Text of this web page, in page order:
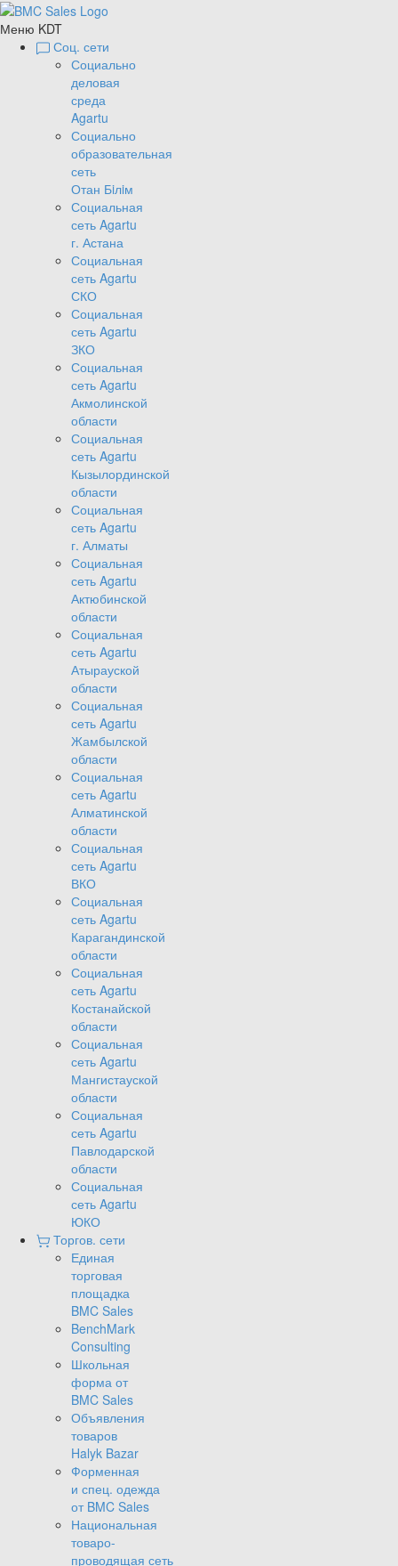
Меню KDT
Соц. сети
Социально
деловая
среда
Agartu
Социально
образовательная
сеть
Отан Бiлiм
Социальная
сеть Agartu
г. Астана
Социальная
сеть Agartu
СКО
Социальная
сеть Agartu
ЗКО
Социальная
сеть Agartu
Акмолинской
области
Социальная
сеть Agartu
Кызылординской
области
Социальная
сеть Agartu
г. Алматы
Социальная
сеть Agartu
Актюбинской
области
Социальная
сеть Agartu
Атырауской
области
Социальная
сеть Agartu
Жамбылской
области
Социальная
сеть Agartu
Алматинской
области
Социальная
сеть Agartu
ВКО
Социальная
сеть Agartu
Карагандинской
области
Социальная
сеть Agartu
Костанайской
области
Социальная
сеть Agartu
Мангистауской
области
Социальная
сеть Agartu
Павлодарской
области
Социальная
сеть Agartu
ЮКО
Торгов. сети
Единая
торговая
площадка
BMC Sales
BenchMark
Consulting
Школьная
форма от
BMC Sales
Объявления
товаров
Halyk Bazar
Форменная
и спец. одежда
от BMC Sales
Национальная
товаро-
проводящая сеть